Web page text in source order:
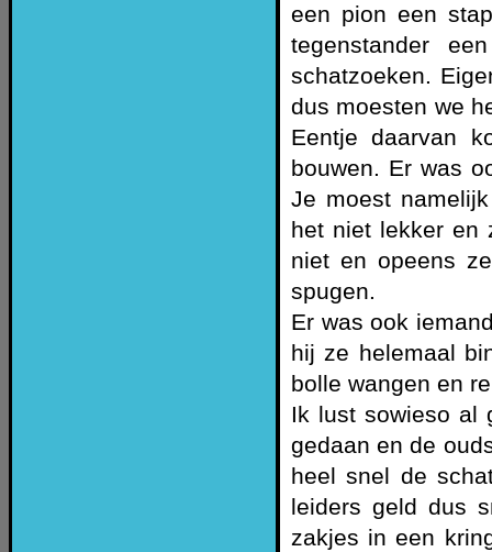
een pion een
tegenstander
schatzoeken.
dus moesten we
Eentje daarvan
bouwen. Er was
Je moest
het niet lekker en
niet en opeens
spugen.
Er was ook
hij ze helemaal
bolle wangen en
Ik lust sowieso al
gedaan en de
heel snel de
leiders geld dus
zakjes in een